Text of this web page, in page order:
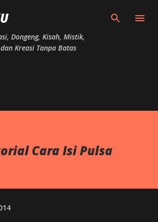
Dongeng, Kisah, Mistik,
Kreasi Tanpa Batas
Cara Isi Pulsa